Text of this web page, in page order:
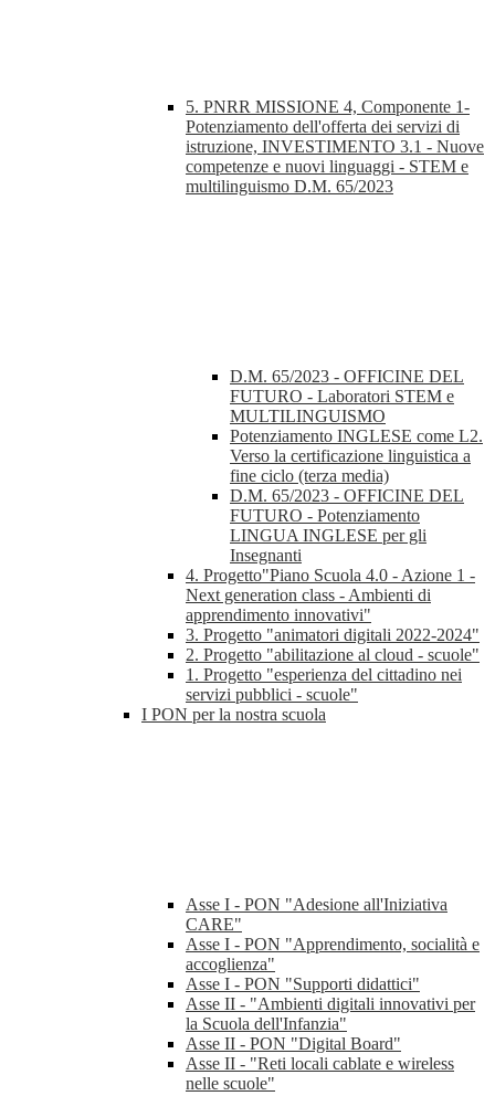
5. PNRR MISSIONE 4, Componente 1-
Potenziamento dell'offerta dei servizi di
istruzione, INVESTIMENTO 3.1 - Nuove
competenze e nuovi linguaggi - STEM e
multilinguismo D.M. 65/2023
D.M. 65/2023 - OFFICINE DEL
FUTURO - Laboratori STEM e
MULTILINGUISMO
Potenziamento INGLESE come L2.
Verso la certificazione linguistica a
fine ciclo (terza media)
D.M. 65/2023 - OFFICINE DEL
FUTURO - Potenziamento
LINGUA INGLESE per gli
Insegnanti
4. Progetto"Piano Scuola 4.0 - Azione 1 -
Next generation class - Ambienti di
apprendimento innovativi"
3. Progetto "animatori digitali 2022-2024"
2. Progetto "abilitazione al cloud - scuole"
1. Progetto "esperienza del cittadino nei
servizi pubblici - scuole"
I PON per la nostra scuola
Asse I - PON "Adesione all'Iniziativa
CARE"
Asse I - PON "Apprendimento, socialità e
accoglienza"
Asse I - PON "Supporti didattici"
Asse II - "Ambienti digitali innovativi per
la Scuola dell'Infanzia"
Asse II - PON "Digital Board"
Asse II - "Reti locali cablate e wireless
nelle scuole"